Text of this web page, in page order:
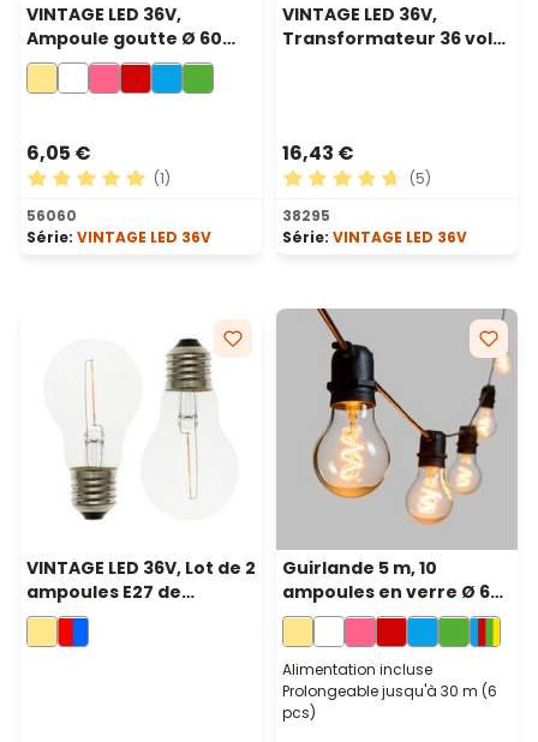
VINTAGE LED 36V,
Ampoule goutte Ø 60
mm en verre, 36 volt, led
en spirale, blanc chaud
6,05 €
Note moyenne de 5 sur 5 étoiles
(1)
56060
Série: VINTAGE LED 36V
VINTAGE LED 36V,
Transformateur 36 volt,
16,43 €
Note moyenne de 4.8 sur
(5)
38295
Série: VINTAGE LED 36V
VINTAGE LED 36V, Lot de 2
ampoules E27 de
remplacement 36 volt, Ø
60 mm, led blanc chaud
Guirlande 5 m, 10
ampoules en verre Ø 60
mm, led blanc chaud en
spirale, prolongeable
Alimentation incluse
Prolongeable jusqu'à 30 m (6
pcs)